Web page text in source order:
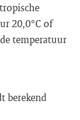
20,0°C of
temperatuur
berekend